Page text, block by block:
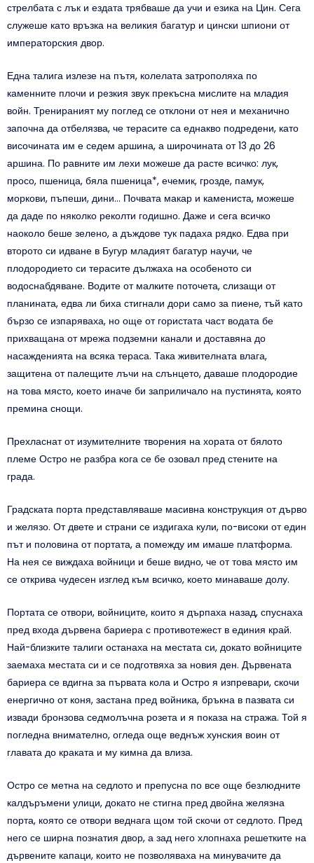
стрелбата с лък и ездата трябваше да учи и езика на Цин. Сега
служеше като връзка на великия багатур и цински шпиони от
императорския двор.
Една талига излезе на пътя, колелата затрополяха по
каменните плочи и резкия звук прекъсна мислите на младия
войн. Тренираният му поглед се отклони от нея и механично
започна да отбелязва, че терасите са еднакво подредени, като
височината им е седем аршина, а широчината от 13 до 26
аршина. По равните им лехи можеше да расте всичко: лук,
просо, пшеница, бяла пшеница*, ечемик, грозде, памук,
моркови, пъпеши, дини… Почвата макар и камениста, можеше
да даде по няколко реколти годишно. Даже и сега всичко
наоколо беше зелено, а дъждове тук падаха рядко. Едва при
второто си идване в Бугур младият багатур научи, че
плодородието си терасите дължаха на особеното си
водоснабдяване. Водите от малките поточета, слизащи от
планината, едва ли биха стигнали дори само за пиене, тъй като
бързо се изпаряваха, но още от гористата част водата бе
прихващана от мрежа подземни канали и доставяна до
насажденията на всяка тераса. Така живителната влага,
защитена от палещите лъчи на слънцето, даваше плодородие
на това място, което иначе би заприличало на пустинята, която
премина снощи.
Прехласнат от изумителните творения на хората от бялото
племе Остро не разбра кога се бе озовал пред стените на
града.
Градската порта представляваше масивна конструкция от дърво
и желязо. От двете и страни се издигаха кули, по-високи от един
път и половина от портата, а помежду им имаше платформа.
На нея се виждаха войници и беше видно, че от това място им
се открива чудесен изглед към всичко, което минаваше долу.
Портата се отвори, войниците, които я дърпаха назад, спуснаха
пред входа дървена бариера с противотежест в единия край.
Най-близките талиги останаха на местата си, докато войниците
заемаха местата си и се подготвяха за новия ден. Дървената
бариера се вдигна за първата кола и Остро я изпревари, скочи
енергично от коня, застана пред войника, бръкна в пазвата си
извади бронзова седмолъчна розета и я показа на стража. Той я
погледна внимателно, огледа още веднъж хунския воин от
главата до краката и му кимна да влиза.
Остро се метна на седлото и препусна по все още безлюдните
калдъръмени улици, докато не стигна пред двойна желязна
порта, която се отвори веднага щом той скочи от седлото. Пред
него се ширна познатия двор, а зад него хлопнаха решетките на
дървените капаци, които не позволяваха на минувачите да